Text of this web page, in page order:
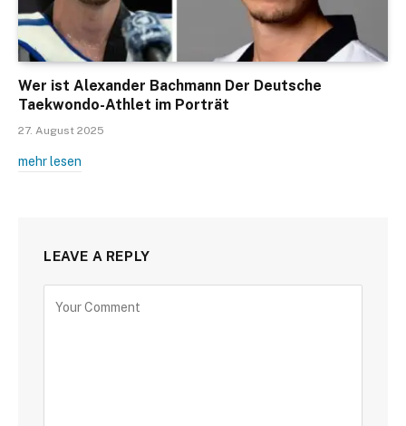
Wer ist Alexander Bachmann Der Deutsche
Taekwondo-Athlet im Porträt
27. August 2025
mehr lesen
LEAVE A REPLY